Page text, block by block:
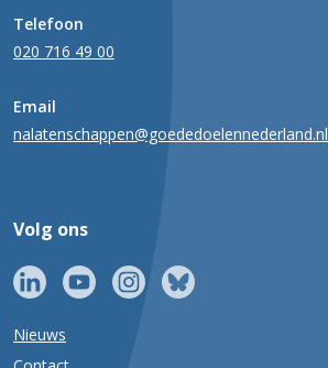
Telefoon
020 716 49 00
Email
nalatenschappen@goededoelennederland.nl
Volg ons
Nieuws